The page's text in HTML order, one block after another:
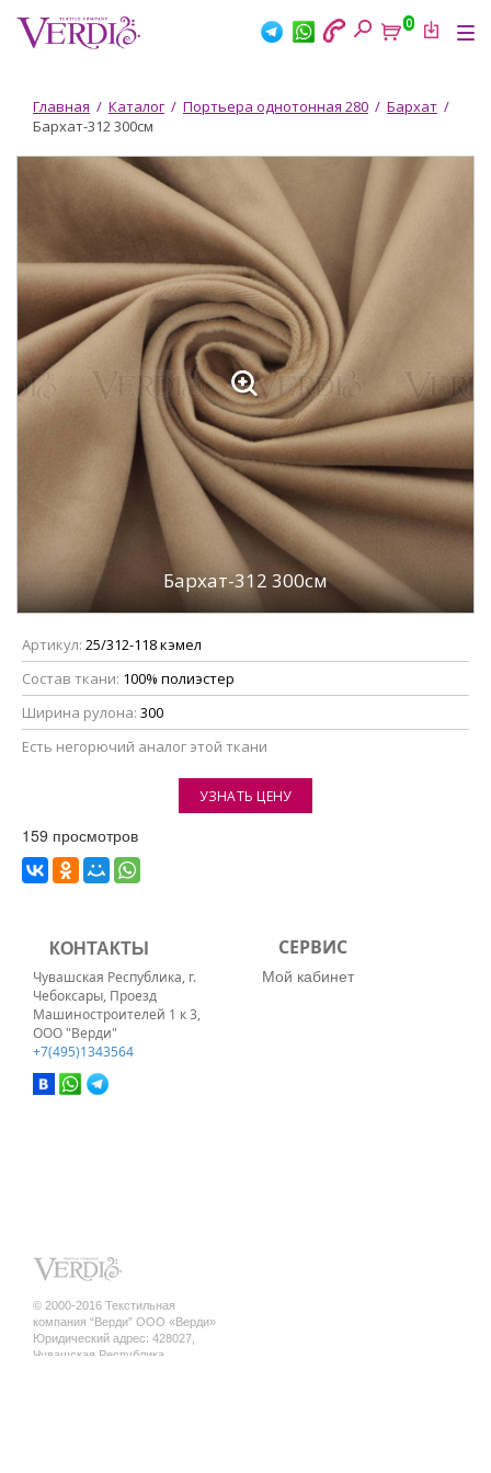
основному
0
Вы
здесь
Главная / Каталог / Портьера однотонная 280 / Бархат /
Бархат-312 300см
Бархат-312 300см
Артикул: 25/312-118 кэмел
Состав ткани: 100% полиэстер
Ширина рулона: 300
Eсть негорючий аналог этой ткани
УЗНАТЬ ЦЕНУ
159 просмотров
КОНТАКТЫ
Чувашская Республика, г.
Чебоксары, Проезд
Машиностроителей 1 к 3,
ООО "Верди"
+7(495)1343564
СЕРВИС
Мой кабинет
© 2000-2016 Текстильная
компания “Верди” ООО «Верди»
Юридический адрес: 428027,
Чувашская Республика,